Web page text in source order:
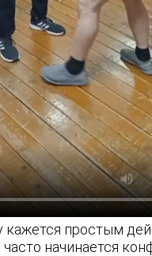
кажется простым
начинается